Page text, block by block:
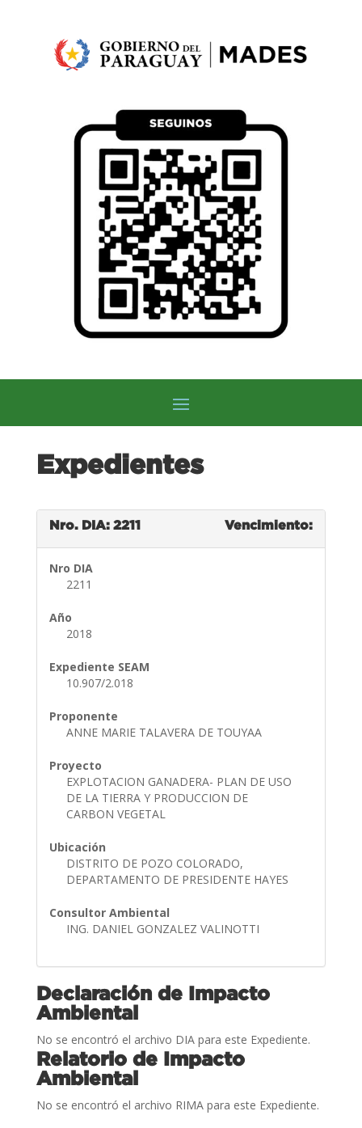
Expedientes
Nro. DIA: 2211 Vencimiento:
Nro DIA
2211
Año
2018
Expediente SEAM
10.907/2.018
Proponente
ANNE MARIE TALAVERA DE TOUYAA
Proyecto
EXPLOTACION GANADERA- PLAN DE USO
DE LA TIERRA Y PRODUCCION DE
CARBON VEGETAL
Ubicación
DISTRITO DE POZO COLORADO,
DEPARTAMENTO DE PRESIDENTE HAYES
Consultor Ambiental
ING. DANIEL GONZALEZ VALINOTTI
Declaración de Impacto
Ambiental
No se encontró el archivo DIA para este Expediente.
Relatorio de Impacto
Ambiental
No se encontró el archivo RIMA para este Expediente.